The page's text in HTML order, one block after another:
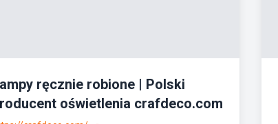
ręcznie robione | Polski
oświetlenia crafdeco.com